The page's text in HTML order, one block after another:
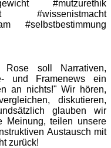
#mutzurethik
#wissenistmacht
#selbstbestimmung
Rose soll Narrativen,
und Framenews ein
an nichts!" Wir hören,
diskutieren,
glauben wir
Meinung, teilen unsere
Austausch mit
zurück!